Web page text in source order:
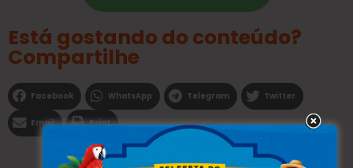
Está gostando do conteúdo?
Compartilhe
Facebook WhatsApp Telegram Twitter
Email Print